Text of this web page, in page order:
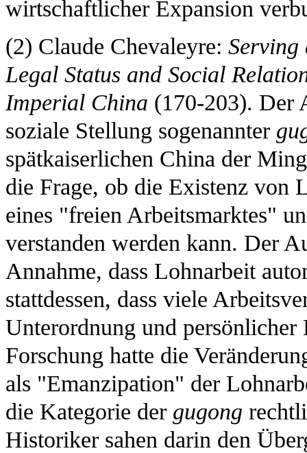
wirtschaftlicher Expansion
(2) Claude Chevaleyre: Serving
Legal Status and Social
Imperial China (170-203). Der
soziale Stellung sogenannter
spätkaiserlichen China der
die Frage, ob die Existenz von
eines "freien Arbeitsmarktes"
verstanden werden kann. Der
Annahme, dass Lohnarbeit
stattdessen, dass viele
Unterordnung und
Forschung hatte die
als "Emanzipation" der
die Kategorie der gugong
Historiker sahen darin den